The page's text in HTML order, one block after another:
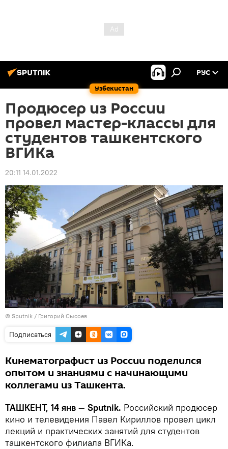
Узбекистан
РУС
Продюсер из России
провел мастер-классы для
студентов ташкентского
ВГИКа
20:11 14.01.2022
© Sputnik / Григорий Сысоев
Подписаться
Кинематографист из России поделился
опытом и знаниями с начинающими
коллегами из Ташкента.
ТАШКЕНТ, 14 янв — Sputnik. Российский продюсер
кино и телевидения Павел Кириллов провел цикл
лекций и практических занятий для студентов
ташкентского филиала ВГИКа.